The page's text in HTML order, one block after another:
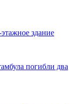
здание
погибли два